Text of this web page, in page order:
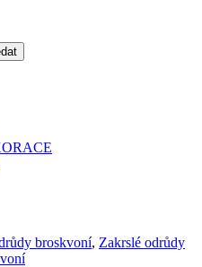
broskvoní, Zakrslé odrůdy